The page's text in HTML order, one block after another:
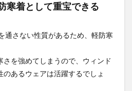
寒着として重宝できる
通さない性質があるため、軽防寒
を強めてしまうので、ウィンド
あるウェアは活躍するでしょ